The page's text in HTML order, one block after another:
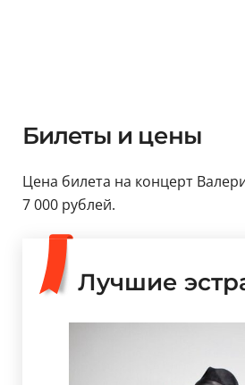
Билеты и цены
Цена билета на концерт
7 000 рублей.
Лучшие